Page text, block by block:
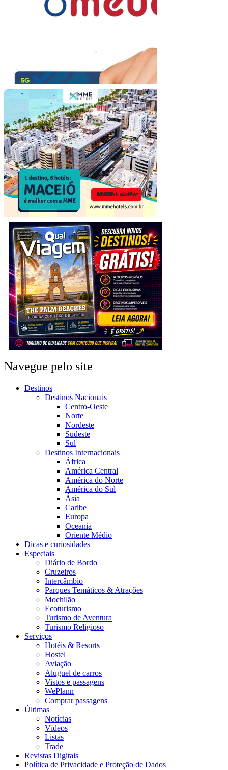
Navegue pelo site
Destinos
Destinos Nacionais
Centro-Oeste
Norte
Nordeste
Sudeste
Sul
Destinos Internacionais
África
América Central
América do Norte
América do Sul
Ásia
Caribe
Europa
Oceania
Oriente Médio
Dicas e curiosidades
Especiais
Diário de Bordo
Cruzeiros
Intercâmbio
Parques Temáticos & Atrações
Mochilão
Ecoturismo
Turismo de Aventura
Turismo Religioso
Serviços
Hotéis & Resorts
Hostel
Aviação
Aluguel de carros
Vistos e passagens
WePlann
Comprar passagens
Últimas
Notícias
Vídeos
Listas
Trade
Revistas Digitais
Política de Privacidade e Proteção de Dados